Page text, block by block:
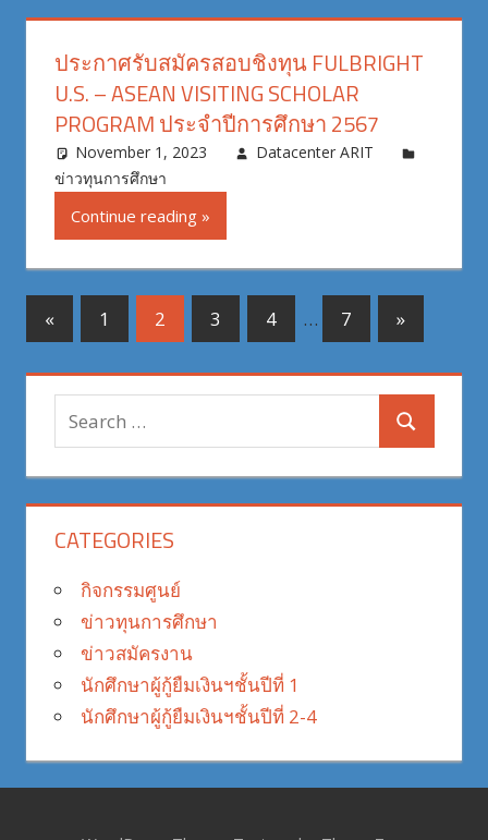
ประกาศรับสมัครสอบชิงทุน FULBRIGHT
U.S. – ASEAN VISITING SCHOLAR
PROGRAM ประจําปีการศึกษา 2567
November 1, 2023
Datacenter ARIT
ข่าวทุนการศึกษา
Continue reading
Posts
« Previous
Posts
1 2 3 4 … 7
Next
Posts
»
Search
for:
Search
CATEGORIES
กิจกรรมศูนย์
ข่าวทุนการศึกษา
ข่าวสมัครงาน
นักศึกษาผู้กู้ยืมเงินฯชั้นปีที่ 1
นักศึกษาผู้กู้ยืมเงินฯชั้นปีที่ 2-4